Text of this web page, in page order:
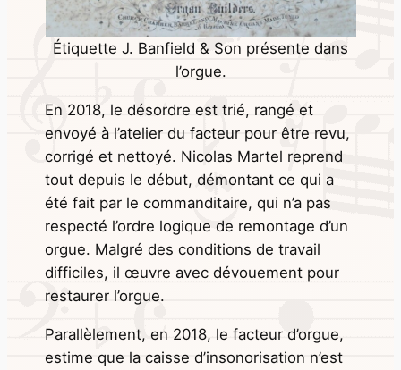
Étiquette J. Banfield & Son présente dans
l’orgue.
En 2018, le désordre est trié, rangé et
envoyé à l’atelier du facteur pour être revu,
corrigé et nettoyé. Nicolas Martel reprend
tout depuis le début, démontant ce qui a
été fait par le commanditaire, qui n’a pas
respecté l’ordre logique de remontage d’un
orgue. Malgré des conditions de travail
difficiles, il œuvre avec dévouement pour
restaurer l’orgue.
Parallèlement, en 2018, le facteur d’orgue,
estime que la caisse d’insonorisation n’est